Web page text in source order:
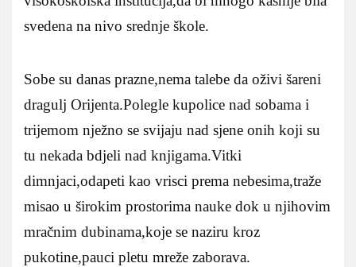
svedena na nivo srednje škole.
Sobe su danas prazne,nema talebe da oživi šareni
dragulj Orijenta.Polegle kupolice nad sobama i
trijemom nježno se svijaju nad sjene onih koji su
tu nekada bdjeli nad knjigama.Vitki
dimnjaci,odapeti kao vrisci prema nebesima,traže
misao u širokim prostorima nauke dok u njihovim
mračnim dubinama,koje se naziru kroz
pukotine,pauci pletu mreže zaborava.